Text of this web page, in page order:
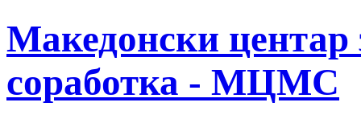
Македонски центар
соработка - МЦМС